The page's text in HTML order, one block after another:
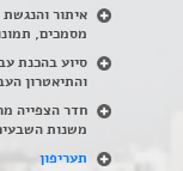
איתור והנגשת
מסמכים,
סיוע בהכנת
והתיאטרון
משנות
תעריפון